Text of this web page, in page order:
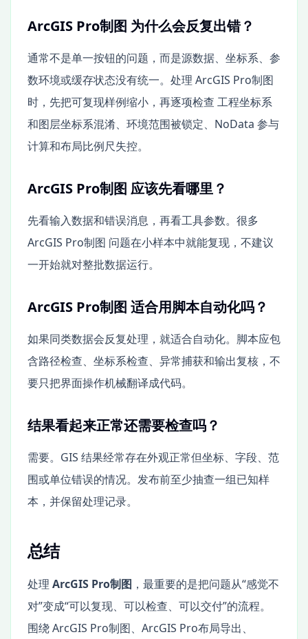
ArcGIS Pro制图 为什么会反复出错？
通常不是单一按钮的问题，而是源数据、坐标系、参
数环境或缓存状态没有统一。处理 ArcGIS Pro制图
时，先把可复现样例缩小，再逐项检查 工程坐标系
和图层坐标系混淆、环境范围被锁定、NoData 参与
计算和布局比例尺失控。
ArcGIS Pro制图 应该先看哪里？
先看输入数据和错误消息，再看工具参数。很多
ArcGIS Pro制图 问题在小样本中就能复现，不建议
一开始就对整批数据运行。
ArcGIS Pro制图 适合用脚本自动化吗？
如果同类数据会反复处理，就适合自动化。脚本应包
含路径检查、坐标系检查、异常捕获和输出复核，不
要只把界面操作机械翻译成代码。
结果看起来正常还需要检查吗？
需要。GIS 结果经常存在外观正常但坐标、字段、范
围或单位错误的情况。发布前至少抽查一组已知样
本，并保留处理记录。
总结
处理 ArcGIS Pro制图 ，最重要的是把问题从“感觉不
对”变成“可以复现、可以检查、可以交付”的流程。
围绕 ArcGIS Pro制图、ArcGIS Pro布局导出、